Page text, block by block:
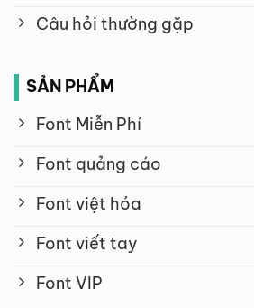
Câu hỏi thường gặp
SẢN PHẨM
Font Miễn Phí
Font quảng cáo
Font việt hóa
Font viết tay
Font VIP